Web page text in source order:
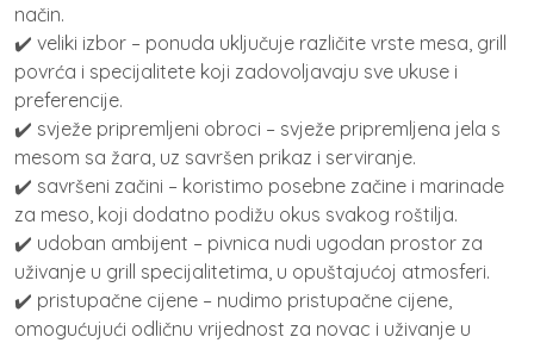
način.
✔️ veliki izbor – ponuda uključuje različite vrste mesa, grill
povrća i specijalitete koji zadovoljavaju sve ukuse i
preferencije.
✔️ svježe pripremljeni obroci – svježe pripremljena jela s
mesom sa žara, uz savršen prikaz i serviranje.
✔️ savršeni začini – koristimo posebne začine i marinade
za meso, koji dodatno podižu okus svakog roštilja.
✔️ udoban ambijent – pivnica nudi ugodan prostor za
uživanje u grill specijalitetima, u opuštajućoj atmosferi.
✔️ pristupačne cijene – nudimo pristupačne cijene,
omogućujući odličnu vrijednost za novac i uživanje u